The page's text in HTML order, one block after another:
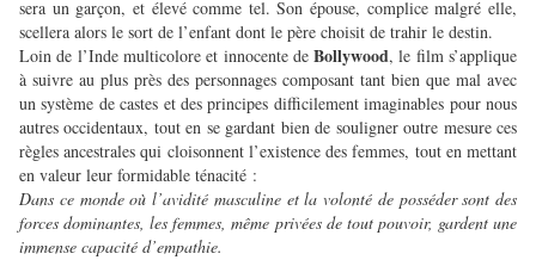
sera un garçon, et élevé comme tel. Son épouse, complice malgré elle,
scellera alors le sort de l’enfant dont le père choisit de trahir le destin.
Loin de l’Inde multicolore et innocente deBollywood, le film s’applique
à suivre au plus près des personnages composant tant bien que mal avec
un système de castes et des principes difficilement imaginables pour nous
autres occidentaux, tout en se gardant bien de souligner outre mesure ces
règles ancestrales qui cloisonnent l’existence des femmes, tout en mettant
en valeur leur formidable ténacité :
Dans ce monde où l’avidité masculine et la volonté de posséder sont des
forces dominantes, les femmes, même privées de tout pouvoir, gardent une
immense capacité d’empathie.